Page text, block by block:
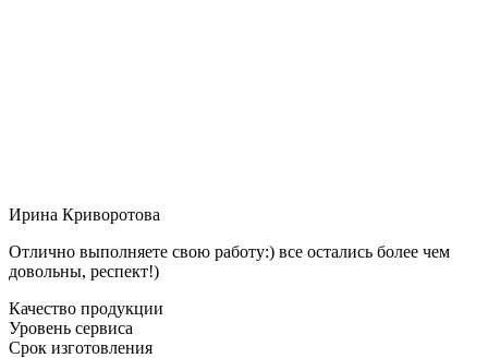
Ирина Криворотова
Отлично выполняете свою работу:) все остались более чем
довольны, респект!)
Качество продукции
Уровень сервиса
Срок изготовления